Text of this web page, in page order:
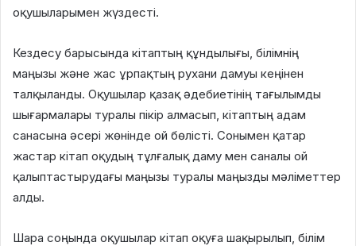
оқушыларымен жүздесті.
Кездесу барысында кітаптың құндылығы, білімнің
маңызы және жас ұрпақтың рухани дамуы кеңінен
талқыланды. Оқушылар қазақ әдебиетінің тағылымды
шығармалары туралы пікір алмасып, кітаптың адам
санасына әсері жөнінде ой бөлісті. Сонымен қатар
жастар кітап оқудың тұлғалық даму мен саналы ой
қалыптастырудағы маңызы туралы маңызды мәліметтер
алды.
Шара соңында оқушылар кітап оқуға шақырылып, білім